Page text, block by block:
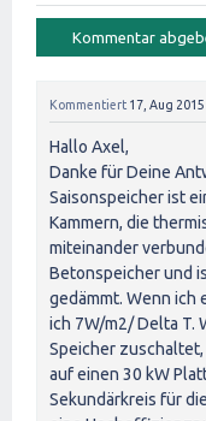
Kommentiert 17, Aug 2015
Hallo Axel,
Danke für Deine
Saisonspeicher ist
Kammern, die
miteinander
Betonspeicher und
gedämmt. Wenn ich
ich 7W/m2/ Delta T.
Speicher
auf einen 30 kW
Sekundärkreis für